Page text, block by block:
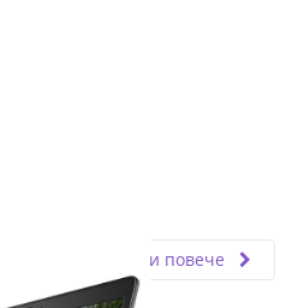
Прочети повече